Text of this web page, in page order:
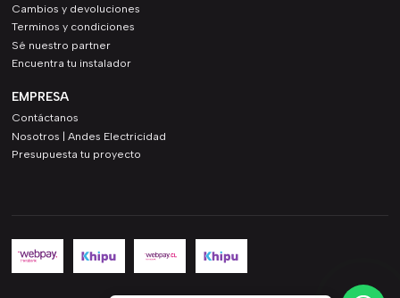
Cambios y devoluciones
Terminos y condiciones
Sé nuestro partner
Encuentra tu instalador
EMPRESA
Contáctanos
Nosotros | Andes Electricidad
Presupuesta tu proyecto